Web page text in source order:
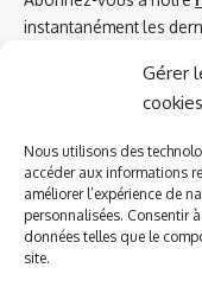
Gérer
cookies
Nous utilisons des
accéder aux informations
améliorer l’expérience de
personnalisées. Consentir
données telles que le
site.
instantanément les
Azinat.com TV soutient